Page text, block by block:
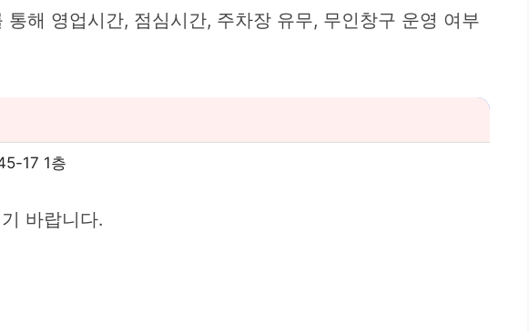
해 영업시간, 점심시간, 주차장 유무, 무인창구 운영 여부
17 1층
바랍니다.